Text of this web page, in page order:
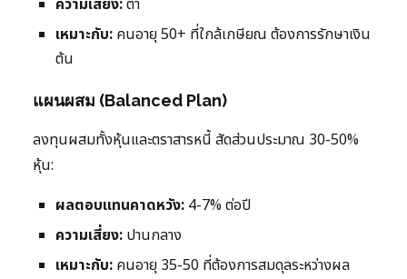
ความเสี่ยง:ต่ำ
เหมาะกับ: คนอายุ 50+ ที่ใกล้เกษียณ ต้องการรักษาเงิน
ต้น
แผนผสม (Balanced Plan)
ลงทุนผสมทั้งหุ้นและตราสารหนี้ สัดส่วนประมาณ 30-50%
หุ้น:
ผลตอบแทนคาดหวัง: 4-7% ต่อปี
ความเสี่ยง: ปานกลาง
เหมาะกับ: คนอายุ 35-50 ที่ต้องการสมดุลระหว่างผล